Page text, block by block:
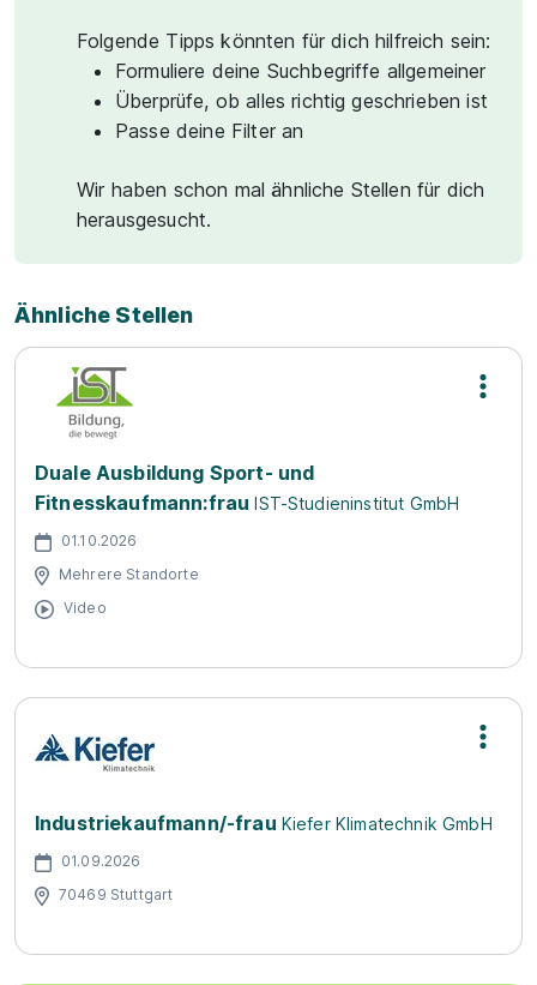
Folgende Tipps könnten für dich hilfreich sein:
Formuliere deine Suchbegriffe allgemeiner
Überprüfe, ob alles richtig geschrieben ist
Passe deine Filter an
Wir haben schon mal ähnliche Stellen für dich
herausgesucht.
Ähnliche Stellen
Duale Ausbildung Sport- und
Fitnesskaufmann:frau IST-Studieninstitut GmbH
01.10.2026
Mehrere Standorte
Video
Industriekaufmann/-frau Kiefer Klimatechnik GmbH
01.09.2026
70469 Stuttgart